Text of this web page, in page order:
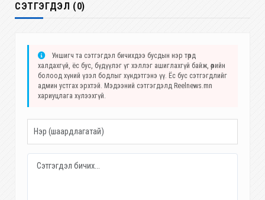
СЭТГЭГДЭЛ (0)
Уншигч та сэтгэгдэл бичихдээ бусдын нэр төрд
халдахгүй, ёс бус, бүдүүлэг үг хэллэг ашиглахгүй байж, өөрийн
болоод хүний үзэл бодлыг хүндэтгэнэ үү. Ёс бус сэтгэгдлийг
админ устгах эрхтэй. Мэдээний сэтгэгдэлд Reelnews.mn
хариуцлага хүлээхгүй.